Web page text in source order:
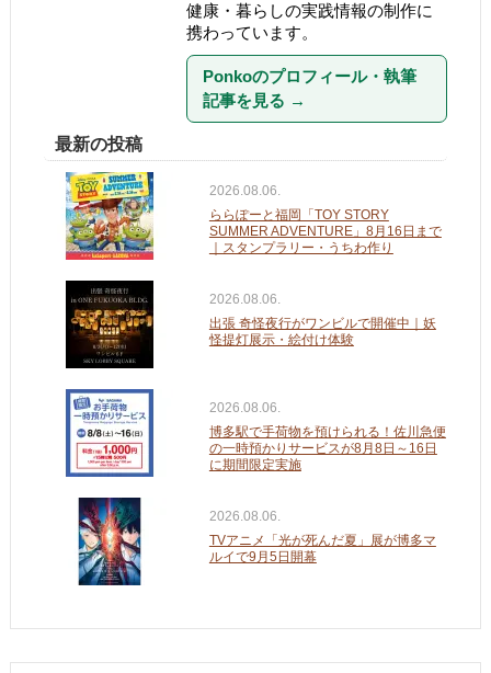
健康・暮らしの実践情報の制作に
携わっています。
Ponkoのプロフィール・執筆
記事を見る →
最新の投稿
2026.08.06.
ららぽーと福岡「TOY STORY
SUMMER ADVENTURE」8月16日まで
｜スタンプラリー・うちわ作り
2026.08.06.
出張 奇怪夜行がワンビルで開催中｜妖
怪提灯展示・絵付け体験
2026.08.06.
博多駅で手荷物を預けられる！佐川急便
の一時預かりサービスが8月8日～16日
に期間限定実施
2026.08.06.
TVアニメ「光が死んだ夏」展が博多マ
ルイで9月5日開幕